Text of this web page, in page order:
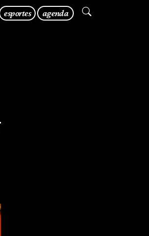
esportes agenda